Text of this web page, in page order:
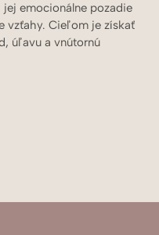
jej emocionálne pozadie
vzťahy. Cieľom je získať
úľavu a vnútornú